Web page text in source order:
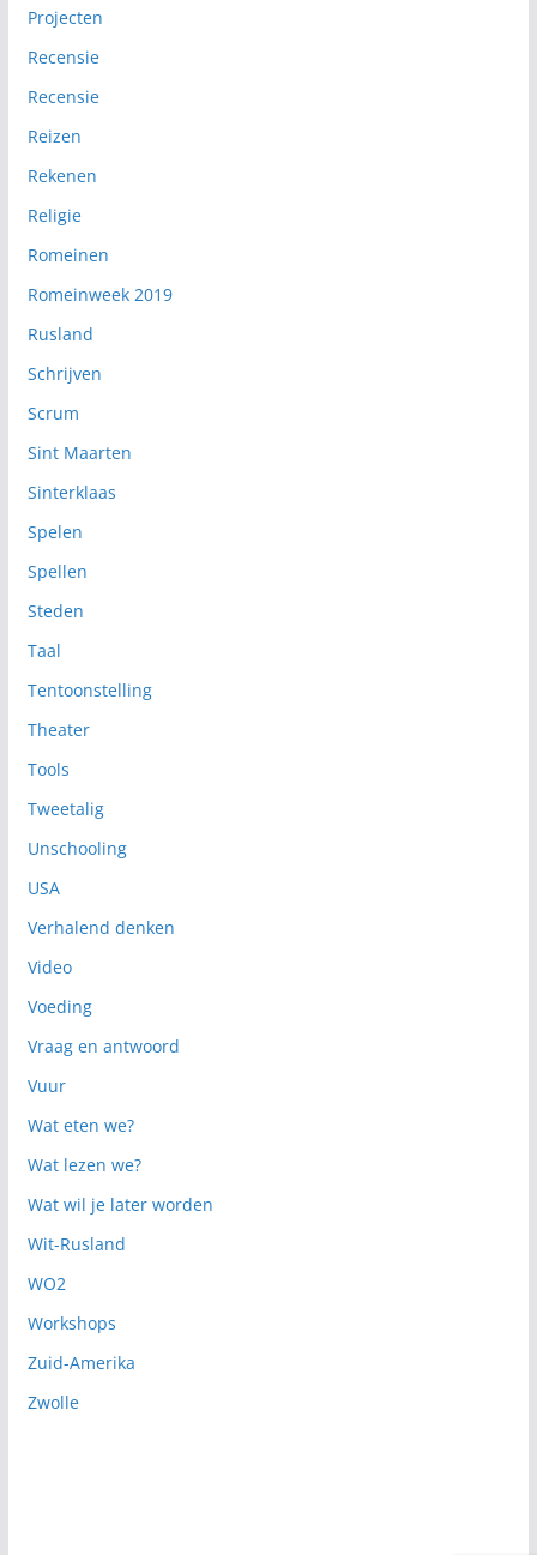
Projecten
Recensie
Recensie
Reizen
Rekenen
Religie
Romeinen
Romeinweek 2019
Rusland
Schrijven
Scrum
Sint Maarten
Sinterklaas
Spelen
Spellen
Steden
Taal
Tentoonstelling
Theater
Tools
Tweetalig
Unschooling
USA
Verhalend denken
Video
Voeding
Vraag en antwoord
Vuur
Wat eten we?
Wat lezen we?
Wat wil je later worden
Wit-Rusland
WO2
Workshops
Zuid-Amerika
Zwolle